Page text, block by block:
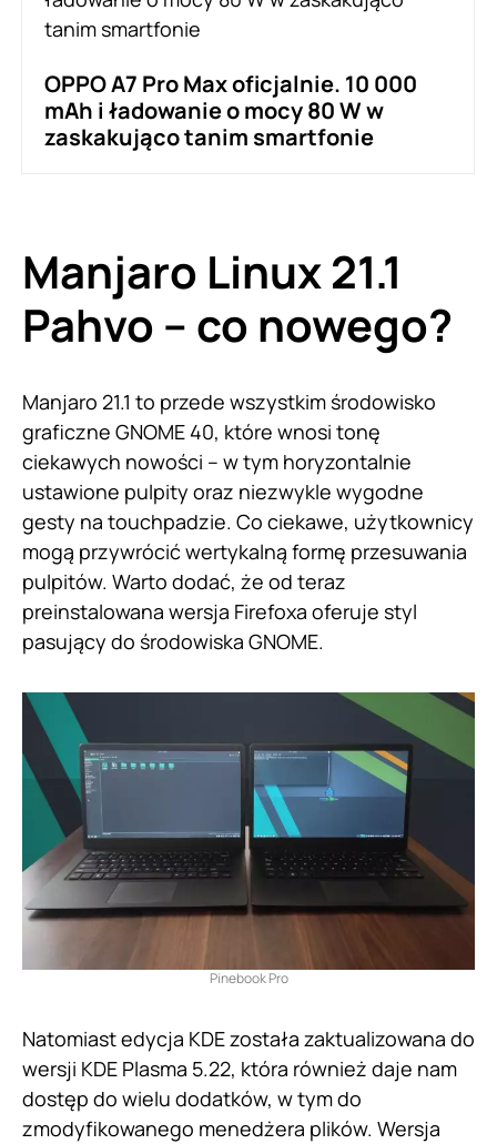
OPPO A7 Pro Max oficjalnie. 10 000
mAh i ładowanie o mocy 80 W w
zaskakująco tanim smartfonie
Manjaro Linux 21.1
Pahvo – co nowego?
Manjaro 21.1 to przede wszystkim środowisko
graficzne GNOME 40, które wnosi tonę
ciekawych nowości – w tym horyzontalnie
ustawione pulpity oraz niezwykle wygodne
gesty na touchpadzie. Co ciekawe, użytkownicy
mogą przywrócić wertykalną formę przesuwania
pulpitów. Warto dodać, że od teraz
preinstalowana wersja Firefoxa oferuje styl
pasujący do środowiska GNOME.
Pinebook Pro
Natomiast edycja KDE została zaktualizowana do
wersji KDE Plasma 5.22, która również daje nam
dostęp do wielu dodatków, w tym do
zmodyfikowanego menedżera plików. Wersja